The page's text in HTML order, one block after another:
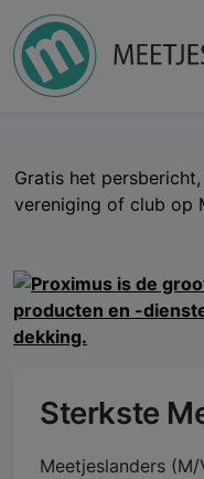
Gratis het
vereniging of club op
Sterkste
Meetjeslanders